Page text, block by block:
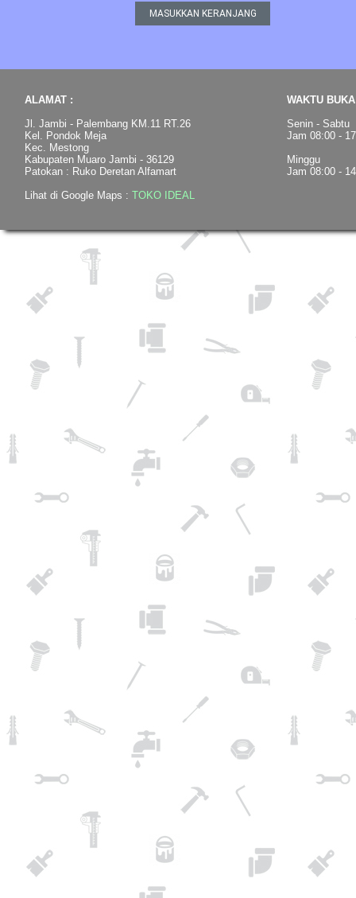
ALAMAT :
Jl. Jambi - Palembang KM.11 RT.26
Kel. Pondok Meja
Kec. Mestong
Kabupaten Muaro Jambi - 36129
Patokan : Ruko Deretan Alfamart
Lihat di Google Maps : TOKO IDEAL
WAKTU
Senin - Sabtu
Jam 08:00 -
Minggu
Jam 08:00 -